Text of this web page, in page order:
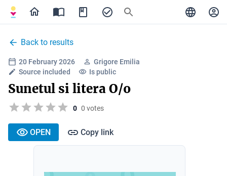
Back to results
20 February 2026
Grigore Emilia
Source included
Is public
Sunetul si litera O/o
0 0 votes
OPEN Copy link